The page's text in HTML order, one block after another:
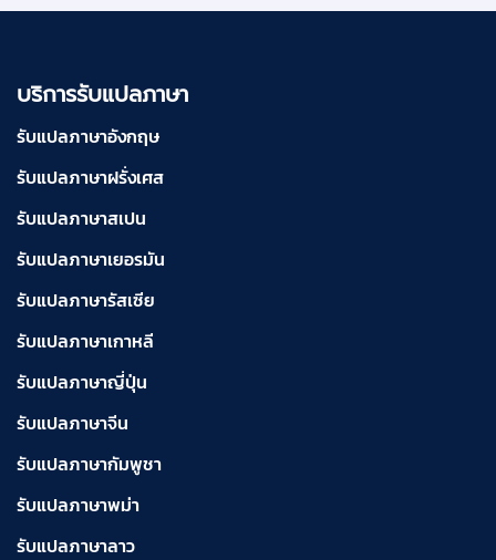
บริการรับแปลภาษา
รับแปลภาษาอังกฤษ
รับแปลภาษาฝรั่งเศส
รับแปลภาษาสเปน
รับแปลภาษาเยอรมัน
รับแปลภาษารัสเซีย
รับแปลภาษาเกาหลี
รับแปลภาษาญี่ปุ่น
รับแปลภาษาจีน
รับแปลภาษากัมพูชา
รับแปลภาษาพม่า
รับแปลภาษาลาว